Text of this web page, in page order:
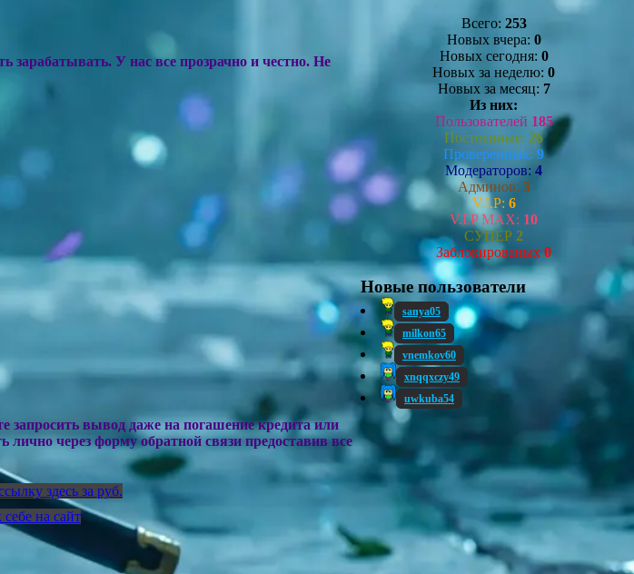
зарабатывать. У нас все прозрачно и честно. Не
вывод даже на погашение кредита или
через форму обратной связи предоставив все
Всего: 253
Новых вчера: 0
Новых сегодня: 0
Новых за неделю: 0
Новых за месяц: 7
Из них:
Пользователей 185
Постоянные: 26
Проверенных: 9
Модераторов: 4
Админов: 3
V.I.P: 6
V.I.P MAX: 10
СУПЕР 2
Заблокированых 0
Новые пользователи
sanya05
milkon65
vnemkov60
xnqqxczy49
uwkuba54
здесь за руб.
на сайт